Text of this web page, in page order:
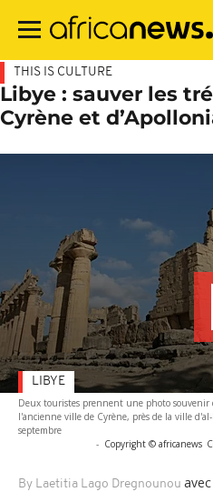
contenu
THIS IS CULTURE
Libye : sauver les
Cyrène et
Deux touristes prennent une photo souvenir
l'ancienne ville de Cyrène, près de la ville
septembre
- Copyright © africanews
By Laetitia Lago Dregnounou
LIBYE